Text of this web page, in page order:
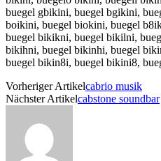
buegel gbikini, buegel bgikini,
boikini, buegel biokini, buegel
buegel bikikni, buegel bikilni,
bikihni, buegel bikinhi, buegel
buegel bikin8i, buegel bikini8,
Vorheriger Artikelcabrio musik
Nächster Artikelcabstone soundbar